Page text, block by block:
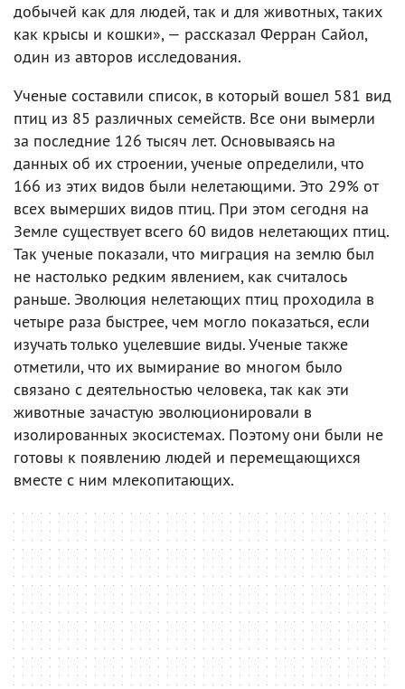
добычей как для людей, так и для животных, таких
как крысы и кошки», — рассказал Ферран Сайол,
один из авторов исследования.
Ученые составили список, в который вошел 581 вид
птиц из 85 различных семейств. Все они вымерли
за последние 126 тысяч лет. Основываясь на
данных об их строении, ученые определили, что
166 из этих видов были нелетающими. Это 29% от
всех вымерших видов птиц. При этом сегодня на
Земле существует всего 60 видов нелетающих птиц.
Так ученые показали, что миграция на землю был
не настолько редким явлением, как считалось
раньше. Эволюция нелетающих птиц проходила в
четыре раза быстрее, чем могло показаться, если
изучать только уцелевшие виды. Ученые также
отметили, что их вымирание во многом было
связано с деятельностью человека, так как эти
животные зачастую эволюционировали в
изолированных экосистемах. Поэтому они были не
готовы к появлению людей и перемещающихся
вместе с ним млекопитающих.